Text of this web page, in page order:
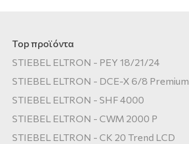
Top προϊόντα
STIEBEL ELTRON - PEY 18/21/24
STIEBEL ELTRON - DCE-X 6/8 Premium
STIEBEL ELTRON - SHF 4000
STIEBEL ELTRON - CWM 2000 P
STIEBEL ELTRON - CK 20 Trend LCD